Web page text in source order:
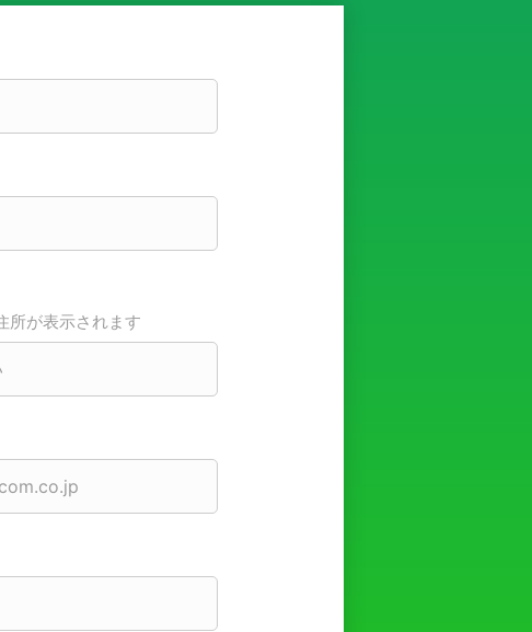
所が表示されます